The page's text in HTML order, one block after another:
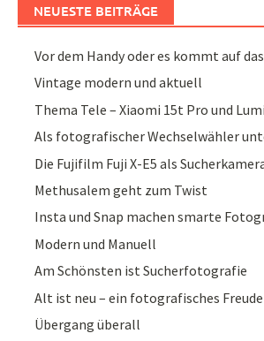
NEUESTE BEITRÄGE
Vor dem Handy oder es kommt auf
Vintage modern und aktuell
Thema Tele – Xiaomi 15t Pro und
Als fotografischer Wechselwähler
Die Fujifilm Fuji X-E5 als
Methusalem geht zum Twist
Insta und Snap machen smarte
Modern und Manuell
Am Schönsten ist Sucherfotografie
Alt ist neu – ein fotografisches
Übergang überall